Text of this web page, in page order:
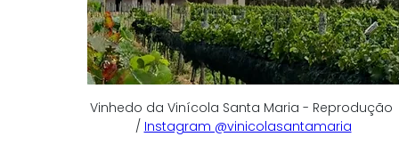
Vinhedo da Vinícola Santa Maria - Reprodução
/ Instagram @vinicolasantamaria